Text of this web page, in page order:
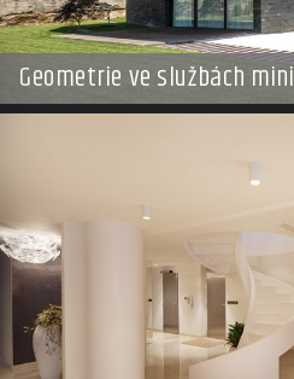
Geometrie ve službách